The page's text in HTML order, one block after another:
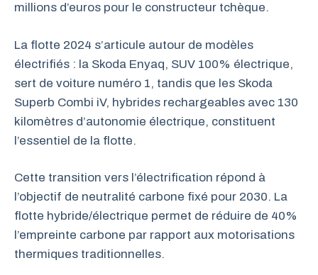
millions d’euros pour le constructeur tchèque.
La flotte 2024 s’articule autour de modèles
électrifiés : la Skoda Enyaq, SUV 100% électrique,
sert de voiture numéro 1, tandis que les Skoda
Superb Combi iV, hybrides rechargeables avec 130
kilomètres d’autonomie électrique, constituent
l’essentiel de la flotte.
Cette transition vers l’électrification répond à
l’objectif de neutralité carbone fixé pour 2030. La
flotte hybride/électrique permet de réduire de 40%
l’empreinte carbone par rapport aux motorisations
thermiques traditionnelles.